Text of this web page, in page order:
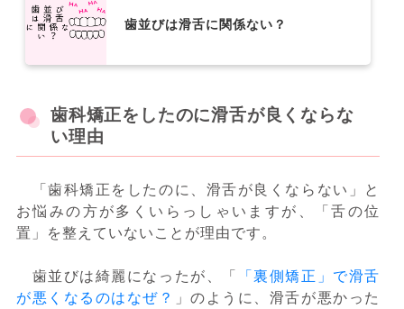
歯並びは滑舌に関係ない？
歯科矯正をしたのに滑舌が良くならな
い理由
「歯科矯正をしたのに、滑舌が良くならない」と
お悩みの方が多くいらっしゃいますが、「舌の位
置」を整えていないことが理由です。
歯並びは綺麗になったが、「 「裏側矯正」で滑舌
が悪くなるのはなぜ？ 」のように、滑舌が悪かった